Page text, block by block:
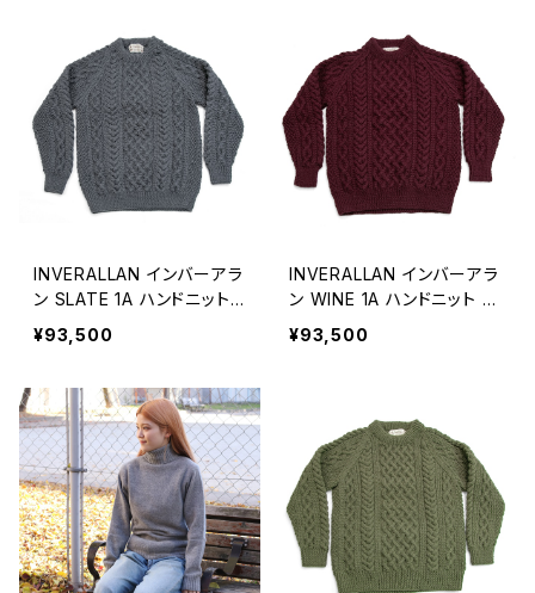
INVERALLAN インバーアラ
ン SLATE 1A ハンドニット
ウール クルーネックセータ
¥93,500
INVERALLAN インバーアラ
ン WINE 1A ハンドニット ウ
ール クルーネックセーター
¥93,500